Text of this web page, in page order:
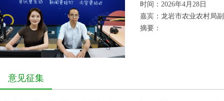
时间：2026年4月28日
嘉宾：龙岩市农业农村局
摘要：
意见征集